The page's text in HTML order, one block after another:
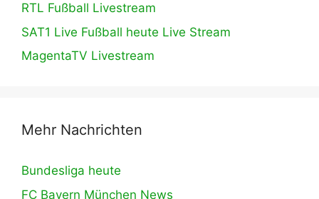
RTL Fußball Livestream
SAT1 Live Fußball heute Live Stream
MagentaTV Livestream
Mehr Nachrichten
Bundesliga heute
FC Bayern München News